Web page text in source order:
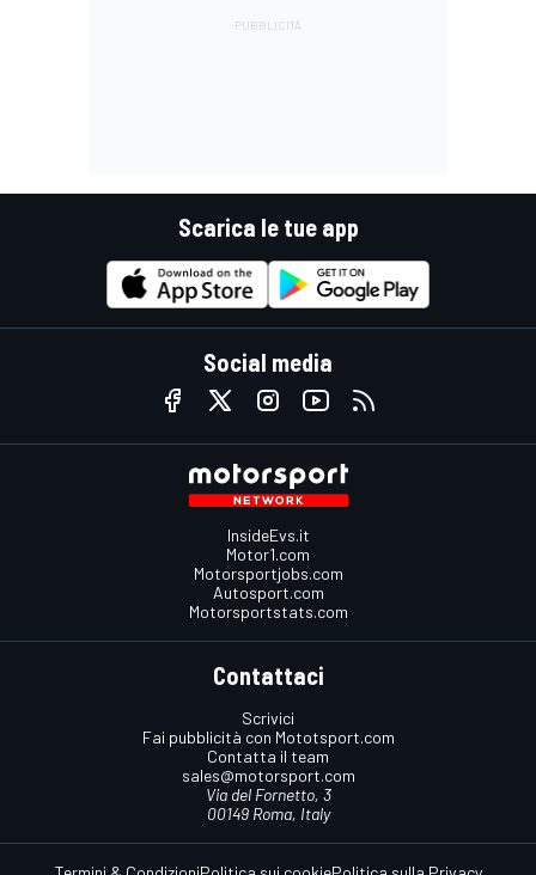
Scarica le tue app
Social media
InsideEvs.it
Motor1.com
Motorsportjobs.com
Autosport.com
Motorsportstats.com
Contattaci
Scrivici
Fai pubblicità con Mototsport.com
Contatta il team
sales@motorsport.com
Via del Fornetto, 3
00149 Roma, Italy